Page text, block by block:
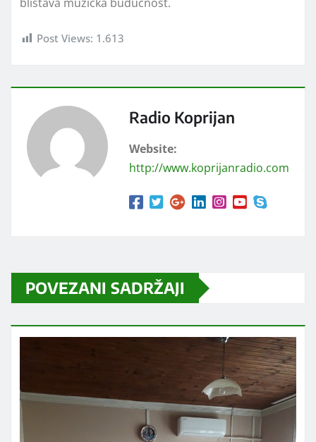
Post Views: 1.613
Radio Koprijan
Website:
http://www.koprijanradio.com
POVEZANI SADRŽAJI